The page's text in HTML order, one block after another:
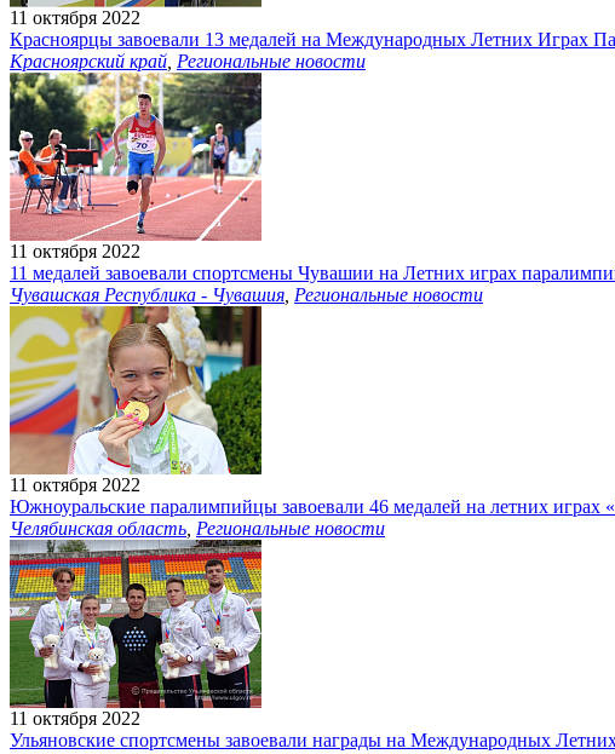
11 октября 2022
Красноярцы завоевали 13 медалей на Международных Летних Играх
Красноярский край Региональные новости
11 октября 2022
11 медалей завоевали спортсмены Чувашии на Летних играх
Чувашская Республика - Чувашия Региональные новости
11 октября 2022
Южноуральские паралимпийцы завоевали 46 медалей на летних играх
Челябинская область Региональные новости
11 октября 2022
Ульяновские спортсмены завоевали награды на Международных